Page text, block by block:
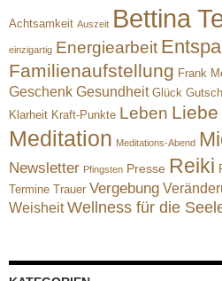
Achtsamkeit Auszeit Bettina
einzigartig Energiearbeit
Familienaufstellung Frank
Geschenk Gesundheit Glück
Klarheit Kraft-Punkte Leben Liebe
Meditation Meditations-Abend
Newsletter Pfingsten Presse Reiki
Termine Trauer Vergebung
Weisheit Wellness für die